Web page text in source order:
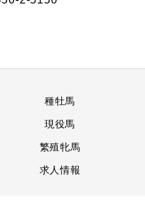
種牡馬
現役馬
繁殖牝馬
求人情報